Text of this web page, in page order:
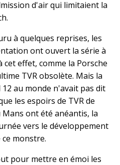
d'air qui limitaient la
à quelques reprises, les
ont ouvert la série à
effet, comme la Porsche
TVR obsolète. Mais la
12 au monde n'avait pas dit
les espoirs de TVR de
ont été anéantis, la
vers le développement
monstre.
pour mettre en émoi les